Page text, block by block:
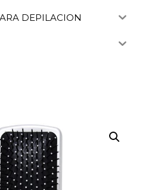
DEPILACION